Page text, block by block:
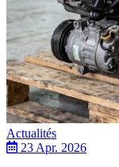
Actualités
23 Apr. 2026